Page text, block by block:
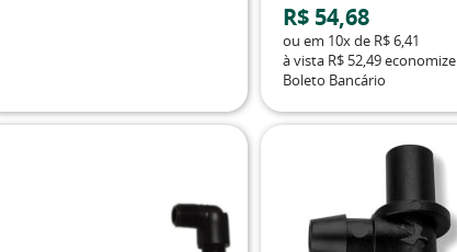
R$ 54,68
ou em 10xde R$ 6,41
à vista R$ 52,49economize
Boleto Bancário